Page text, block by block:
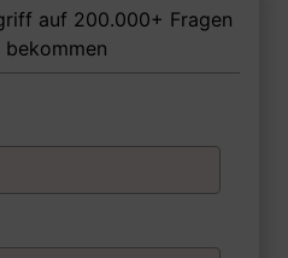
den
Probleme hatte
umgegangen
auf 200.000+ Fragen